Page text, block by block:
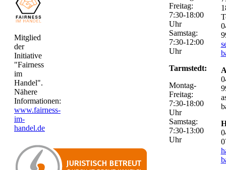
Mitglied
der
Initiative
"Fairness
im
Handel".
Nähere
Informationen:
www.fairness-
im-
handel.de
Freitag:
7:30-18:00
Uhr
Samstag:
7:30-12:00
Uhr
Tarmstedt:
Montag-
Freitag:
7:30-18:00
Uhr
Samstag:
7:30-13:00
Uhr